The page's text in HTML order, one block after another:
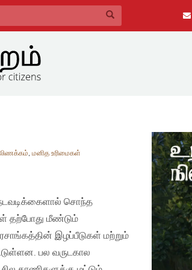
, மனித உரிமைகள்
சொந்த
தற்போது மீண்டும்
இழப்பீடுகள் மற்றும்
பல வருடகால